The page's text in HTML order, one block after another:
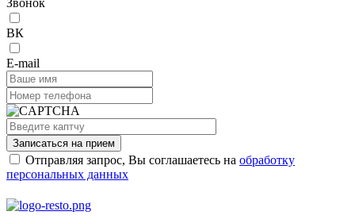
ВК
E-mail
Записаться на прием
Отправляя запрос, Вы соглашаетесь на обработку
персональных данных